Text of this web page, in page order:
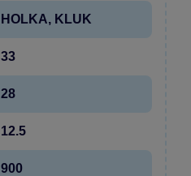
HOLKA, KLUK
33
28
12.5
900